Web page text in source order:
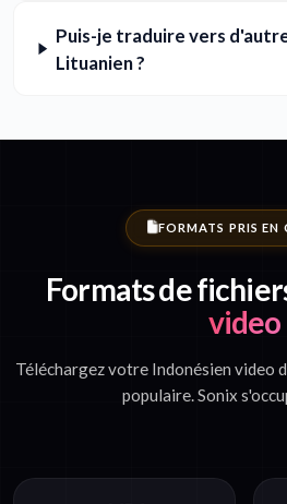
Puis-je traduire vers
Lituanien ?
FORMATS PRIS EN
Formats de
video
Téléchargez votre Indonésien video
populaire. Sonix